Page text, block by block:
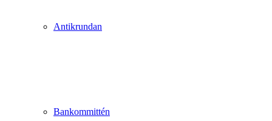
Antikrundan
Bankommittén